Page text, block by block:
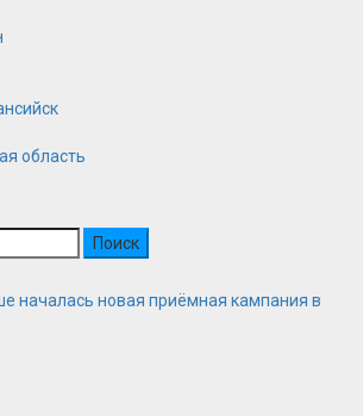
область
началась новая приёмная кампания в